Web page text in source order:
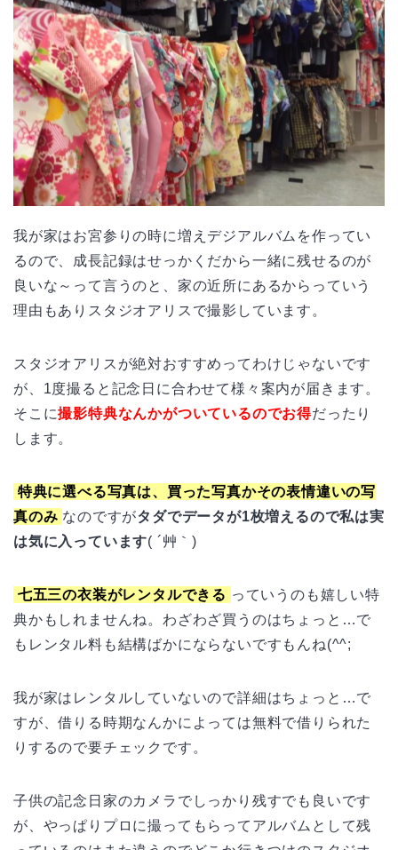
我が家はお宮参りの時に増えデジアルバムを作ってい
るので、成長記録はせっかくだから一緒に残せるのが
良いな～って言うのと、家の近所にあるからっていう
理由もありスタジオアリスで撮影しています。
スタジオアリスが絶対おすすめってわけじゃないです
が、1度撮ると記念日に合わせて様々案内が届きます。
そこに撮影特典なんかがついているのでお得だったり
します。
特典に選べる写真は、買った写真かその表情違いの写
真のみ なのですがタダでデータが1枚増えるので私は実
は気に入っています( ´艸｀)
七五三の衣装がレンタルできる っていうのも嬉しい特
典かもしれませんね。わざわざ買うのはちょっと…で
もレンタル料も結構ばかにならないですもんね(^^;
我が家はレンタルしていないので詳細はちょっと…で
すが、借りる時期なんかによっては無料で借りられた
りするので要チェックです。
子供の記念日家のカメラでしっかり残すでも良いです
が、やっぱりプロに撮ってもらってアルバムとして残